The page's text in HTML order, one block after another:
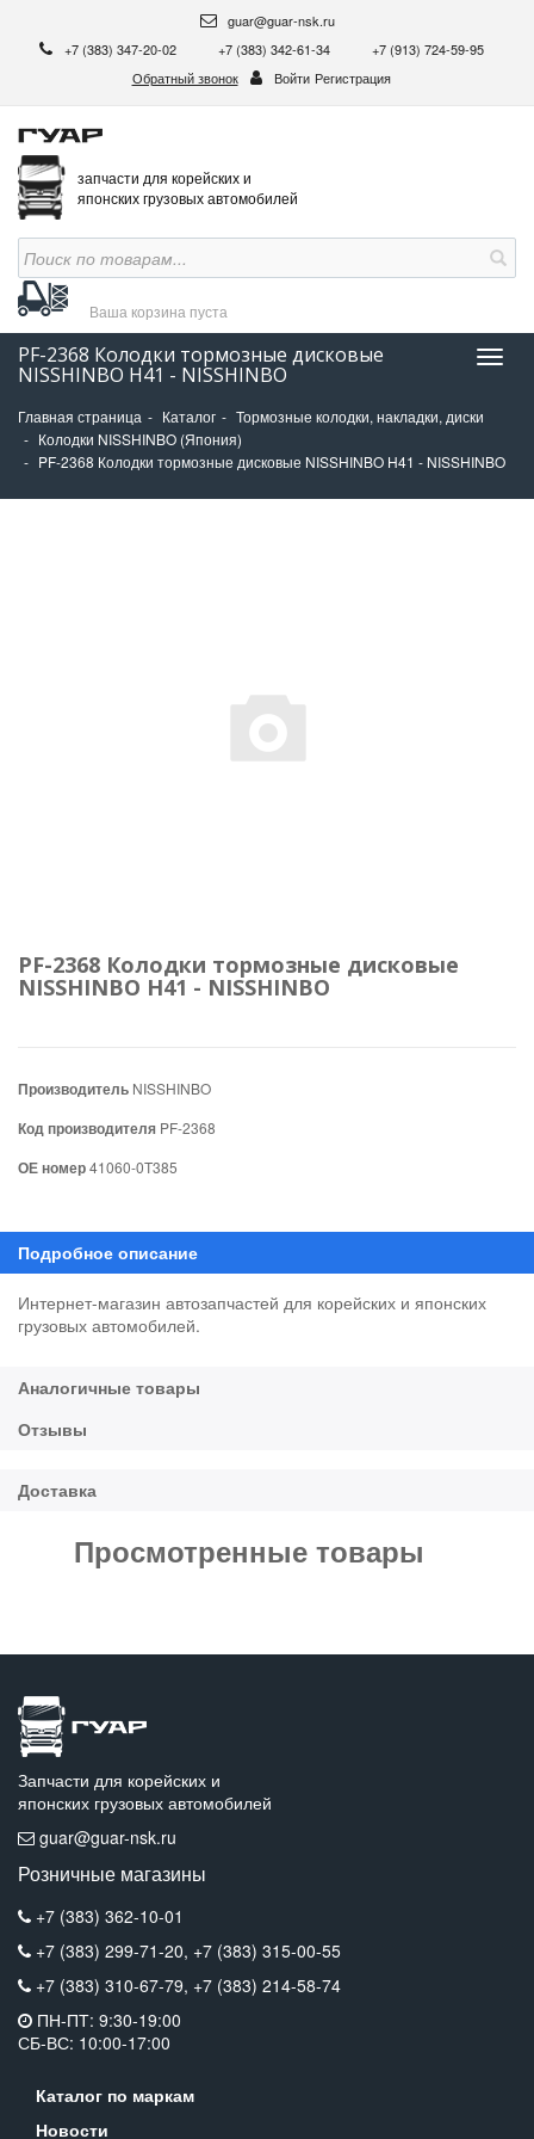
guar@guar-nsk.ru
+7 (383) 347-20-02
+7 (383) 342-61-34
+7 (913) 724-59-95
Обратный звонок
Войти Регистрация
запчасти для корейских и
японских грузовых автомобилей
Ваша корзина пуста
PF-2368 Колодки тормозные дисковые
NISSHINBO H41 - NISSHINBO
Главная страница Каталог
Тормозные колодки, накладки, диски
Колодки NISSHINBO (Япония)
PF-2368 Колодки тормозные дисковые NISSHINBO H41 - NISSHINBO
PF-2368 Колодки тормозные дисковые
NISSHINBO H41 - NISSHINBO
Производитель NISSHINBO
Код производителя PF-2368
ОЕ номер41060-0T385
Интернет-магазин автозапчастей для корейских и японских
грузовых автомобилей.
Просмотренные товары
Запчасти для корейских и
японских грузовых автомобилей
guar@guar-nsk.ru
Розничные магазины
+7 (383) 362-10-01
+7 (383) 299-71-20, +7 (383) 315-00-55
+7 (383) 310-67-79, +7 (383) 214-58-74
ПН-ПТ: 9:30-19:00
СБ-ВС: 10:00-17:00
Каталог по маркам
Новости